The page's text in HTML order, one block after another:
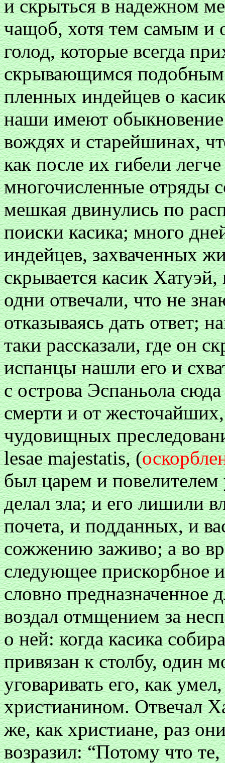
и скрыться в надежном
чащоб, хотя тем самым и
голод, которые всегда
скрывающимся подобным
пленных индейцев о
наши имеют обыкновение
вождях и старейшинах,
как после их гибели
многочисленные отряды
мешкая двинулись по
поиски касика; много
индейцев, захваченных
скрывается касик
одни отвечали, что не
отказываясь дать ответ;
таки рассказали, где он
испанцы нашли его и
с острова Эспаньола
смерти и от
чудовищных
lesae majestatis, (
был царем и
делал зла; и его лишили
почета, и подданных, и
сожжению заживо; а во
следующее прискорбное
словно предназначенное
воздал отмщением за
о ней: когда касика
привязан к столбу, один
уговаривать его, как
христианином. Отвечал
же, как христиане, раз
возразил: “Потому что